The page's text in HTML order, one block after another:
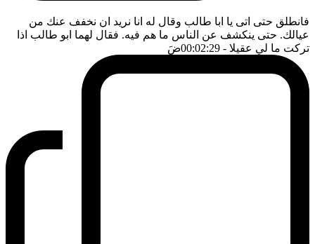
فانطلق حتى اتى يا ابا طالب وقال له انا نريد ان نخفف عنك من
عيالك. حتى ينكشف عن الناس ما هم فيه. فقال لهما ابو طالب اذا
تركت ما لي عقيلا - 00:02:29 ضَ